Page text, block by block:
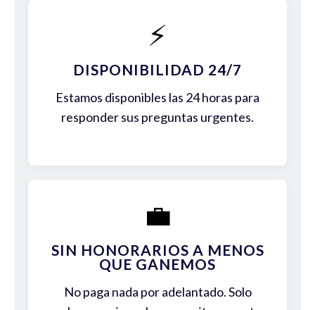
⚡
DISPONIBILIDAD 24/7
Estamos disponibles las 24 horas para
responder sus preguntas urgentes.
💼
SIN HONORARIOS A MENOS
QUE GANEMOS
No paga nada por adelantado. Solo